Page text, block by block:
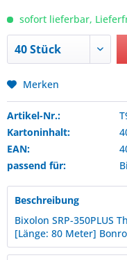
sofort lieferbar,
Merken
Artikel-Nr.:
Kartoninhalt:
EAN:
passend für:
Beschreibung
Bixolon SRP-350PLUS
[Länge: 80 Meter]